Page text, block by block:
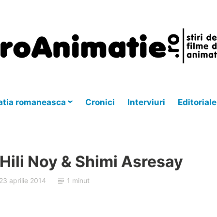
romaneasca Cronici Interviuri Editoriale
Noy & Shimi Asresay
23 aprilie 2014 1 minut